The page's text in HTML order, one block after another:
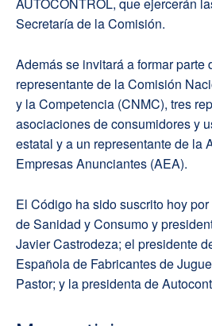
Secretaría de la Comisión.
Además se invitará a formar parte
representante de la Comisión
y la Competencia (CNMC), tres
asociaciones de consumidores y
estatal y a un representante de la
Empresas Anunciantes (AEA).
El Código ha sido suscrito hoy
de Sanidad y Consumo y
Javier Castrodeza; el presidente
Española de Fabricantes de
Pastor; y la presidenta de